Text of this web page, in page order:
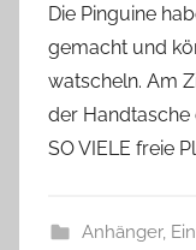
Die Pinguine
gemacht und
watscheln. Am
der Handtasche
SO VIELE freie
Anhänger,